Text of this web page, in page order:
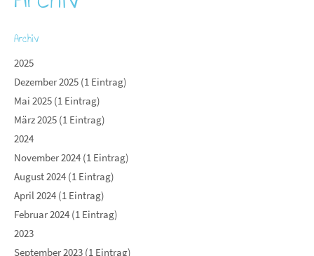
Archiv
2025
Dezember 2025 (1 Eintrag)
Mai 2025 (1 Eintrag)
März 2025 (1 Eintrag)
2024
November 2024 (1 Eintrag)
August 2024 (1 Eintrag)
April 2024 (1 Eintrag)
Februar 2024 (1 Eintrag)
2023
September 2023 (1 Eintrag)